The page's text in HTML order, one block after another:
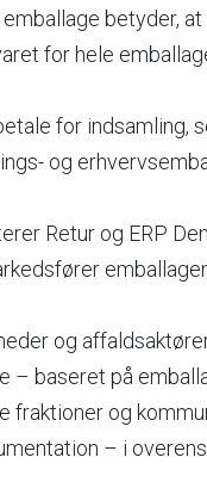
betyder,
for hele
for indsamling,
og
Retur og ERP
og
– baseret på
fraktioner og
– i